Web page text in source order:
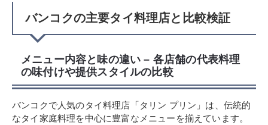
バンコクの主要タイ料理店と比較検証
メニュー内容と味の違い – 各店舗の代表料理
の味付けや提供スタイルの比較
バンコクで人気のタイ料理店「タリン プリン」は、伝統的
なタイ家庭料理を中心に豊富なメニューを揃えています。